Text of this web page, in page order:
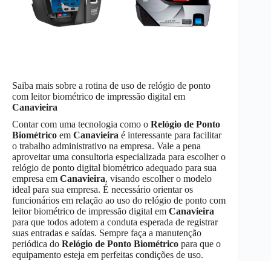
Saiba mais sobre a rotina de uso de relógio de ponto
com leitor biométrico de impressão digital em
Canavieira
Contar com uma tecnologia como o Relógio de Ponto
Biométrico em Canavieira é interessante para facilitar
o trabalho administrativo na empresa. Vale a pena
aproveitar uma consultoria especializada para escolher o
relógio de ponto digital biométrico adequado para sua
empresa em Canavieira, visando escolher o modelo
ideal para sua empresa. É necessário orientar os
funcionários em relação ao uso do relógio de ponto com
leitor biométrico de impressão digital em Canavieira
para que todos adotem a conduta esperada de registrar
suas entradas e saídas. Sempre faça a manutenção
periódica do Relógio de Ponto Biométrico para que o
equipamento esteja em perfeitas condições de uso.